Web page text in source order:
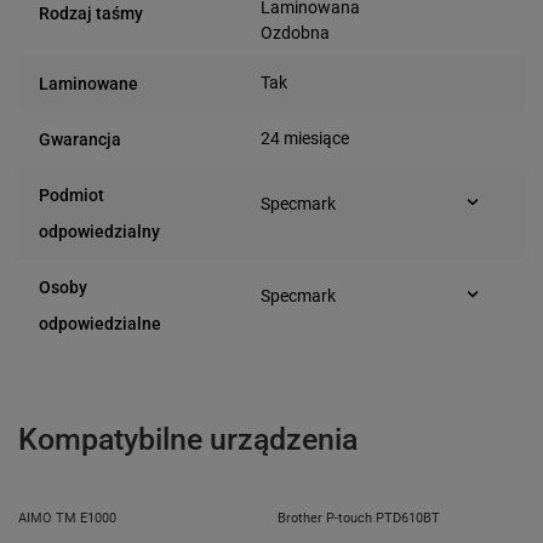
Rodzaj taśmy
Laminowana
Ozdobna
Laminowane Tak
Gwarancja 24 miesiące
Podmiot
odpowiedzialny
Specmark
e-mail: gspr@ptmb.pl
Osoby
odpowiedzialne
Specmark
Kompatybilne urządzenia
AIMO TM E1000 Brother P-touch PTD610BT